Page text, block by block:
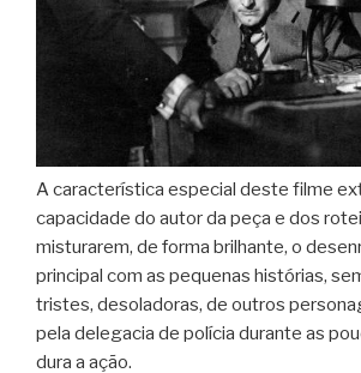
A característica especial deste filme
capacidade do autor da peça e dos
misturarem, de forma brilhante, o
principal com as pequenas histórias,
tristes, desoladoras, de outros
pela delegacia de polícia durante as
dura a ação.